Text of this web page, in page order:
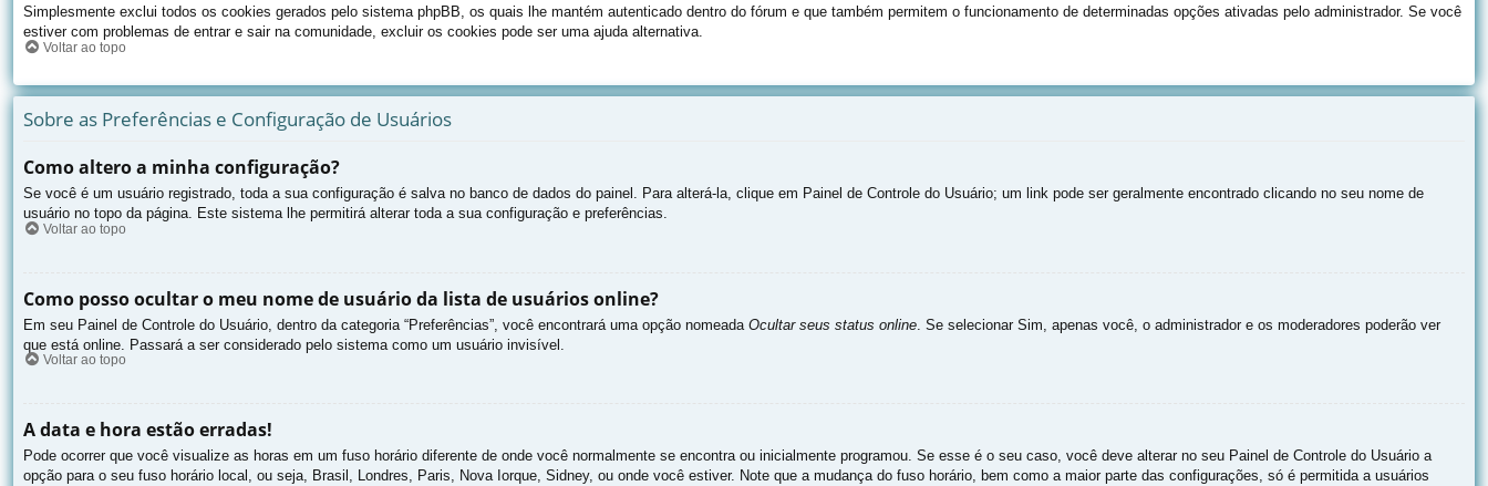
Simplesmente exclui todos os cookies gerados pelo sistema phpBB, os quais lhe mantém autenticado dentro do fórum e que também permitem o funcionamento de determinadas opções ativadas pelo administrador. Se você
estiver com problemas de entrar e sair na comunidade, excluir os cookies pode ser uma ajuda alternativa.
Voltar ao topo
Sobre as Preferências e Configuração de Usuários
Como altero a minha configuração?
Se você é um usuário registrado, toda a sua configuração é salva no banco de dados do painel. Para alterá-la, clique em Painel de Controle do Usuário; um link pode ser geralmente encontrado clicando no seu nome de
usuário no topo da página. Este sistema lhe permitirá alterar toda a sua configuração e preferências.
Voltar ao topo
Como posso ocultar o meu nome de usuário da lista de usuários online?
Em seu Painel de Controle do Usuário, dentro da categoria “Preferências”, você encontrará uma opção nomeada Ocultar seus status online . Se selecionar Sim, apenas você, o administrador e os moderadores poderão ver
que está online. Passará a ser considerado pelo sistema como um usuário invisível.
Voltar ao topo
A data e hora estão erradas!
Pode ocorrer que você visualize as horas em um fuso horário diferente de onde você normalmente se encontra ou inicialmente programou. Se esse é o seu caso, você deve alterar no seu Painel de Controle do Usuário a
opção para o seu fuso horário local, ou seja, Brasil, Londres, Paris, Nova Iorque, Sidney, ou onde você estiver. Note que a mudança do fuso horário, bem como a maior parte das configurações, só é permitida a usuários